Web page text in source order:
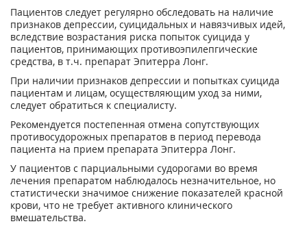
Пациентов следует регулярно обследовать на наличие
признаков депрессии, суицидальных и навязчивых идей,
вследствие возрастания риска попыток суицида у
пациентов, принимающих противоэпилепгические
средства, в т.ч. препарат Эпитерра Лонг.
При наличии признаков депрессии и попытках суицида
пациентам и лицам, осуществляющим уход за ними,
следует обратиться к специалисту.
Рекомендуется постепенная отмена сопутствующих
противосудорожных препаратов в период перевода
пациента на прием препарата Эпитерра Лонг.
У пациентов с парциальными судорогами во время
лечения препаратом наблюдалось незначительное, но
статистически значимое снижение показателей красной
крови, что не требует активного клинического
вмешательства.